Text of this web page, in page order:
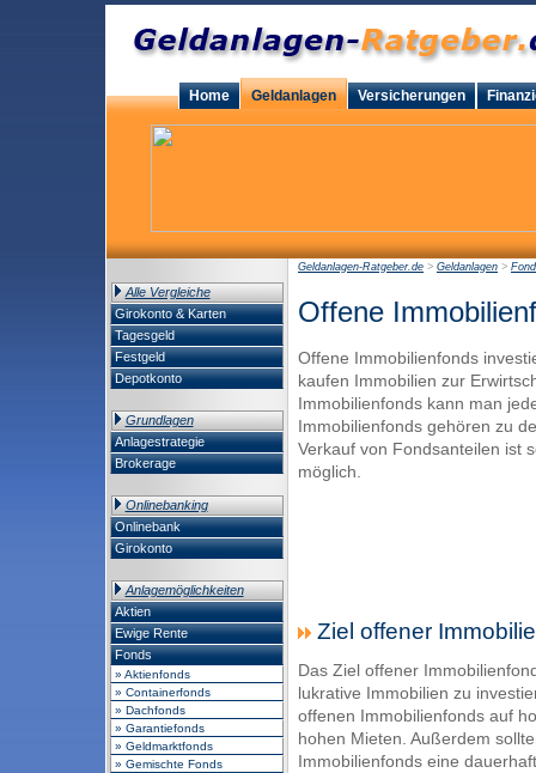
Home Geldanlagen Versicherungen
Alle Vergleiche
Girokonto & Karten
Tagesgeld
Festgeld
Depotkonto
Grundlagen
Anlagestrategie
Brokerage
Onlinebanking
Onlinebank
Girokonto
Anlagemöglichkeiten
Aktien
Ewige Rente
Fonds
» Aktienfonds
» Containerfonds
» Dachfonds
» Garantiefonds
» Geldmarktfonds
» Gemischte Fonds
Geldanlagen-Ratgeber.de > Geldanlagen >
Offene
Offene Immobilienfonds
kaufen Immobilien zur
Immobilienfonds kann man
Immobilienfonds gehören zu
Verkauf von Fondsanteilen ist
möglich.
Ziel offener
Das Ziel offener
lukrative Immobilien zu
offenen Immobilienfonds auf
hohen Mieten. Außerdem
Immobilienfonds eine